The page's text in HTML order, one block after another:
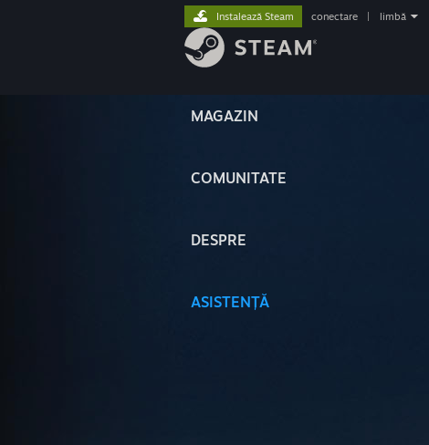
MAGAZIN
COMUNITATE
DESPRE
ASISTENȚĂ
Instalează Steam conectare limbă